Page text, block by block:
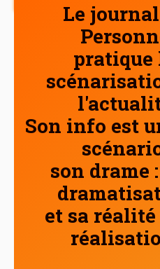
Le
pratique
Son info est
son drame
et sa réalité